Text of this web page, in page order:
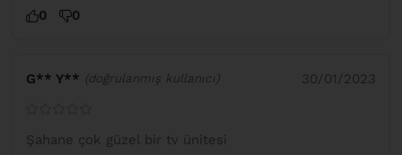
0 0
G** Y** (doğrulanmış kullanıcı) 30/01/2023
Şahane çok güzel bir tv ünitesi